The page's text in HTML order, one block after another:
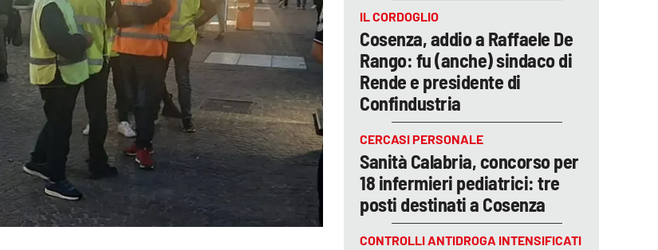
IL CORDOGLIO
Cosenza, addio a Raffaele De
Rango: fu (anche) sindaco di
Rende e presidente di
Confindustria
CERCASI PERSONALE
Sanità Calabria, concorso per
18 infermieri pediatrici: tre
posti destinati a Cosenza
CONTROLLI ANTIDROGA INTENSIFICATI